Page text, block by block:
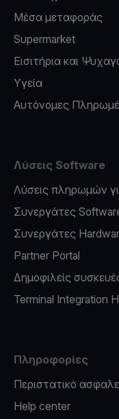
Μέσα μεταφοράς
Supermarket
Εισιτήρια και
Υγεία
Αυτόνομες
Λύσεις Software
Λύσεις πληρωμών
Συνεργάτες
Συνεργάτες
Partner Portal
Δημοφιλείς
Terminal Integration
Πληροφορίες
Περιστατικό
Help center